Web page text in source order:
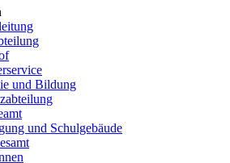
und Bildung
und Schulgebäude